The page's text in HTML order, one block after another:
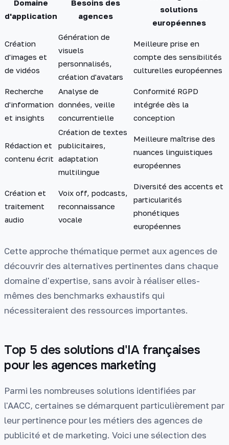
Domaine
d'application
Besoins des
agences
solutions
européennes
Création
d'images et
de vidéos
Génération de
visuels
personnalisés,
création d'avatars
Meilleure prise en
compte des sensibilités
culturelles européennes
Recherche
d'information
et insights
Analyse de
données, veille
concurrentielle
Conformité RGPD
intégrée dès la
conception
Rédaction et
contenu écrit
Création de textes
publicitaires,
adaptation
multilingue
Meilleure maîtrise des
nuances linguistiques
européennes
Création et
traitement
audio
Voix off, podcasts,
reconnaissance
vocale
Diversité des accents et
particularités
phonétiques
européennes
Cette approche thématique permet aux agences de
découvrir des alternatives pertinentes dans chaque
domaine d'expertise, sans avoir à réaliser elles-
mêmes des benchmarks exhaustifs qui
nécessiteraient des ressources importantes.
Top 5 des solutions d'IA françaises
pour les agences marketing
Parmi les nombreuses solutions identifiées par
l'AACC, certaines se démarquent particulièrement par
leur pertinence pour les métiers des agences de
publicité et de marketing. Voici une sélection des